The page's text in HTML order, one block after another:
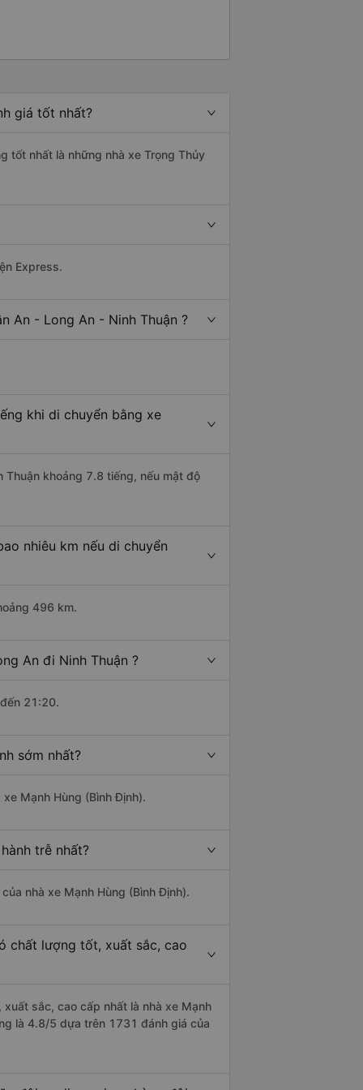
giá tốt nhất?
tốt nhất là những nhà xe Trọng Thủy
Express.
An - Long An - Ninh Thuận ?
khi di chuyển bằng xe
Thuận khoảng 7.8 tiếng, nếu mật độ
nhiêu km nếu di chuyển
496 km.
An đi Ninh Thuận ?
21:20.
sớm nhất?
Mạnh Hùng (Bình Định).
trễ nhất?
nhà xe Mạnh Hùng (Bình Định).
chất lượng tốt, xuất sắc, cao
sắc, cao cấp nhất là nhà xe Mạnh
là 4.8/5 dựa trên 1731 đánh giá của